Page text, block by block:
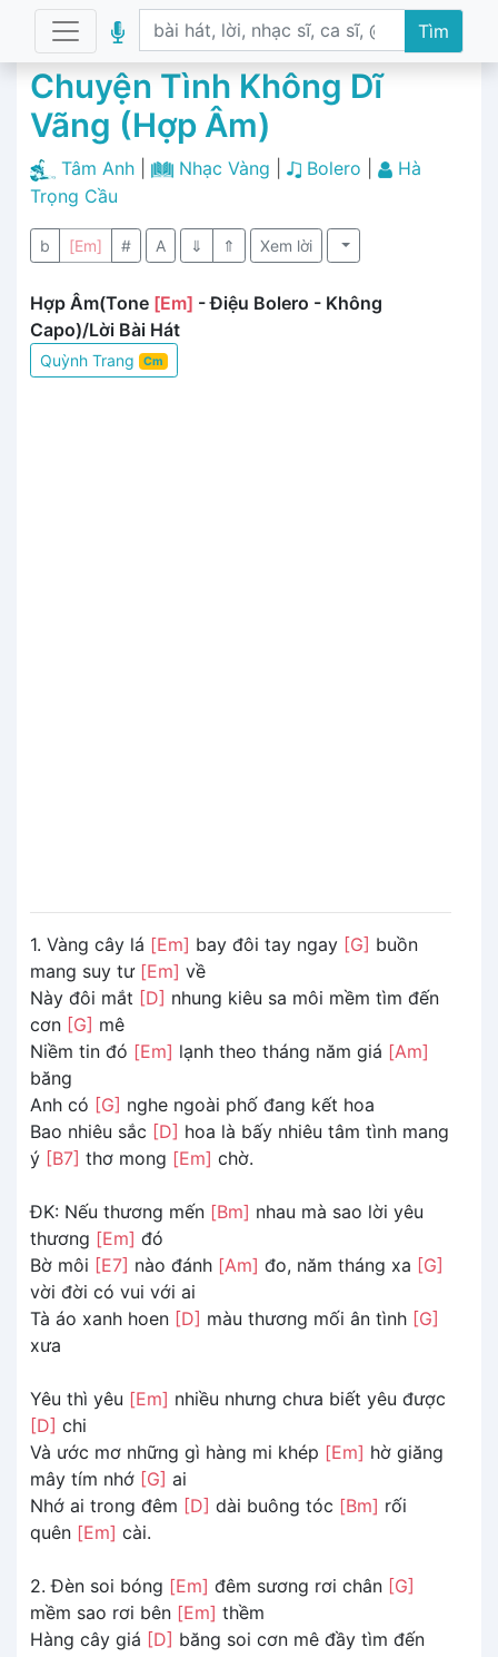
Tìm
Chuyện Tình Không Dĩ
Vãng (Hợp Âm)
Tâm Anh Nhạc Vàng Bolero
Hà
Trọng Cầu
b [Em] # A ⇓ ⇑ Xem lời
Hợp Âm(Tone [Em] - Điệu Bolero - Không
Capo)/Lời Bài Hát
Quỳnh Trang Cm
1. Vàng cây lá [Em] bay đôi tay ngay [G] buồn
mang suy tư [Em] về
Này đôi mắt [D] nhung kiêu sa môi mềm tìm đến
cơn [G] mê
Niềm tin đó [Em] lạnh theo tháng năm giá [Am]
băng
Anh có [G] nghe ngoài phố đang kết hoa
Bao nhiêu sắc [D] hoa là bấy nhiêu tâm tình mang
ý [B7] thơ mong [Em] chờ.
ĐK: Nếu thương mến [Bm] nhau mà sao lời yêu
thương [Em] đó
Bờ môi [E7] nào đánh [Am] đo, năm tháng xa [G]
vời đời có vui với ai
Tà áo xanh hoen [D] màu thương mối ân tình [G]
xưa
Yêu thì yêu [Em] nhiều nhưng chưa biết yêu được
[D] chi
Và ước mơ những gì hàng mi khép [Em] hờ giăng
mây tím nhớ [G] ai
Nhớ ai trong đêm [D] dài buông tóc [Bm] rối
quên [Em] cài.
2. Ðèn soi bóng [Em] đêm sương rơi chân [G]
mềm sao rơi bên [Em] thềm
Hàng cây giá [D] băng soi cơn mê đầy tìm đến